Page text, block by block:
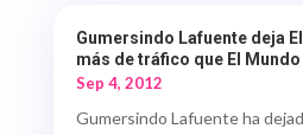
Gumersindo Lafuente deja
más de tráfico que El Mundo
Sep 4, 2012
Gumersindo Lafuente ha